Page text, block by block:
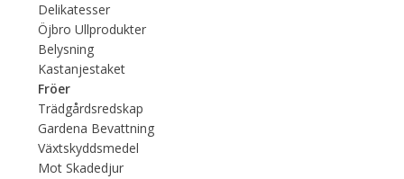
Delikatesser
Öjbro Ullprodukter
Belysning
Kastanjestaket
Fröer
Trädgårdsredskap
Gardena Bevattning
Växtskyddsmedel
Mot Skadedjur